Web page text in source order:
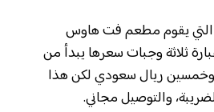
يقوم مطعم فت هاوس
ثلاثة وجبات سعرها يبدأ من
ريال سعودي لكن هذا
والتوصيل مجاني.